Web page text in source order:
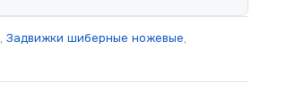
,Задвижки шиберные ножевые,